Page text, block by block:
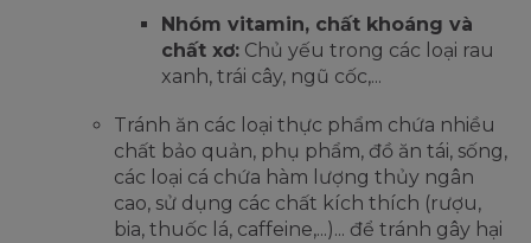
Nhóm vitamin, chất khoáng và
chất xơ: Chủ yếu trong các loại rau
xanh, trái cây, ngũ cốc,...
Tránh ăn các loại thực phẩm chứa nhiều
chất bảo quản, phụ phẩm, đồ ăn tái, sống,
các loại cá chứa hàm lượng thủy ngân
cao, sử dụng các chất kích thích (rượu,
bia, thuốc lá, caffeine,...)... để tránh gây hại